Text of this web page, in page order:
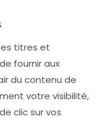
titres et
fournir aux
du contenu de
votre visibilité,
clic sur vos